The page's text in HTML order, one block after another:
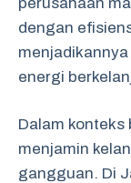
dengan
energi
Dalam konteks
menjamin
gangguan. Di